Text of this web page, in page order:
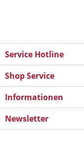
Service Hotline
Shop Service
Informationen
Newsletter